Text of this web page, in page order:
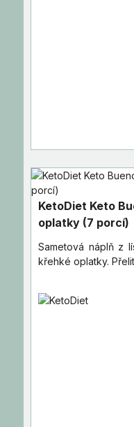
KetoDiet Keto
oplatky (7 porcí)
Sametová náplň z
křehké oplatky.